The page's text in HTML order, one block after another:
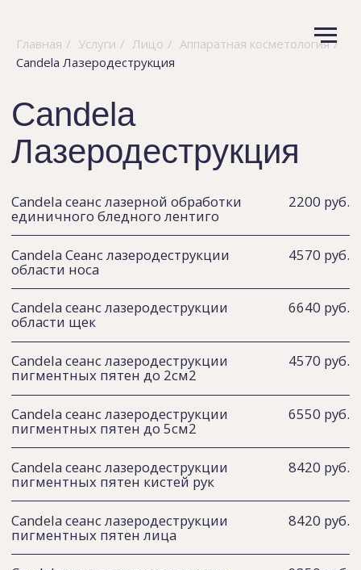
Главная / Услуги / Лицо / Аппаратная косметология /
Candela Лазеродеструкция
Лазеродеструкция
пигментных пятен до 5см2
4570 руб.
Candela сеанс лазеродеструкции
пигментных пятен до 2см2
6640 руб.
Candela сеанс лазеродеструкции
2200 руб.
Candela сеанс лазерной обработки
единичного бледного лентиго
Candela сеанс лазеродеструкции
пигментных пятен кистей рук
8420 руб.
Candela сеанс лазеродеструкции
пигментных пятен лица
9350 руб.
Candela сеанс лазеродеструкции
сосудов тела до 10-ти см2
4350 руб.
Candela сеанс лазеродеструкции
Candela сеанс лазеродеструкции
Записаться на услугу